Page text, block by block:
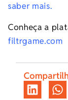
saber mais.
Conheça a
filtrgame.com